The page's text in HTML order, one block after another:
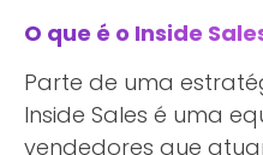
O que é o Inside
Parte de uma
Inside Sales é uma
vendedores que